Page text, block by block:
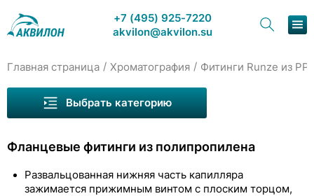
+7 (495) 925-7220
akvilon@akvilon.su
Главная страница / Хроматография / Фитинги Runze из
Фланцевые фитинги из полипропилена
Развальцованная нижняя часть капилляра
зажимается прижимным винтом с плоским торцом,
Выбрать категорию